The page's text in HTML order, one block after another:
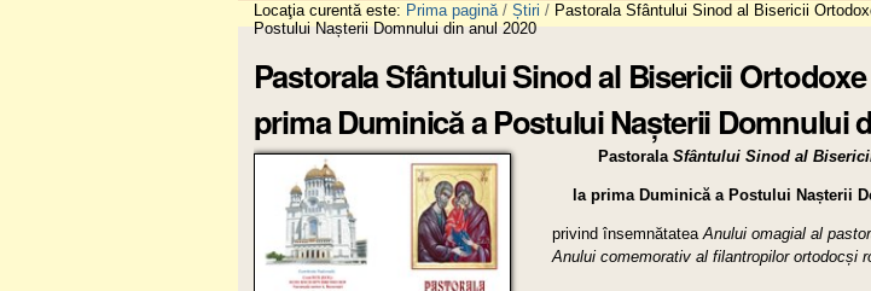
Locaţia curentă este: Prima pagină / Știri / Pastorala Sfântului Sinod al Bisericii
Postului Nașterii Domnului din anul 2020
Pastorala Sfântului Sinod al Bisericii
prima Duminică a Postului Nașterii Domnului
PastoralaSfântului Sinod al
la prima Duminică a Postului Nașterii
privind însemnătateaAnului omagial al
Anului comemorativ al filantropilor ortodocși